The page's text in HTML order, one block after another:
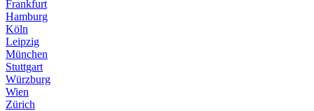
Frankfurt
Hamburg
Köln
Leipzig
München
Stuttgart
Würzburg
Wien
Zürich